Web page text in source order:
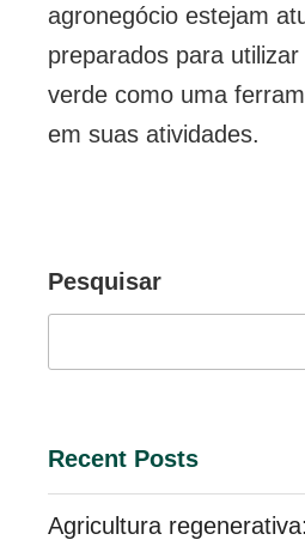
agronegócio estejam
preparados para
verde como uma
em suas atividades.
Pesquisar
Recent Posts
Agricultura